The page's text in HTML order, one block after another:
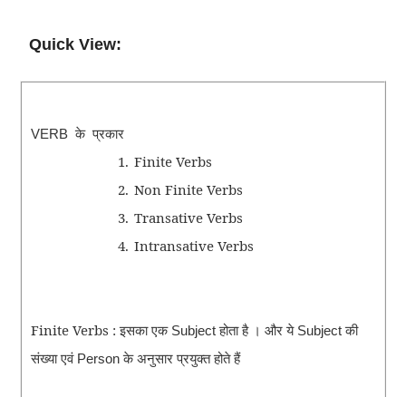
Quick View:
VERB के प्रकार
1. Finite Verbs
2. Non Finite Verbs
3. Transative Verbs
4. Intransative Verbs
Finite Verbs : इसका एकSubjectहोता है । और येSubjectकी
संख्या एवंPersonके अनुसार प्रयुक्त होते हैं